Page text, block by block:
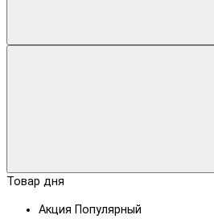
Товар дня
Акция Популярный